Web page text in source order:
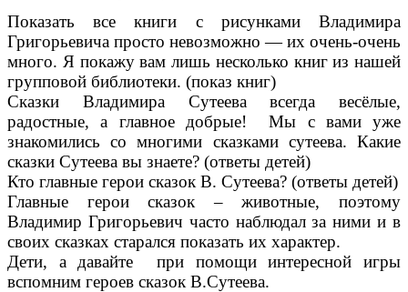
Показать все книги с рисунками Владимира
Григорьевича просто невозможно — их очень-очень
много. Я покажу вам лишь несколько книг из нашей
групповой библиотеки. (показ книг)
Сказки Владимира Сутеева всегда весёлые,
радостные, а главное добрые! Мы с вами уже
знакомились со многими сказками сутеева. Какие
сказки Сутеева вы знаете? (ответы детей)
Кто главные герои сказок В. Сутеева? (ответы детей)
Главные герои сказок – животные, поэтому
Владимир Григорьевич часто наблюдал за ними и в
своих сказках старался показать их характер.
Дети, а давайте при помощи интересной игры
вспомним героев сказок В.Сутеева.